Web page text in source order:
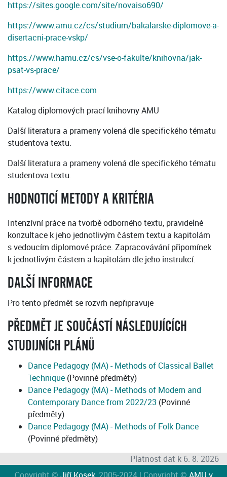
https://sites.google.com/site/novaiso690/
https://www.amu.cz/cs/studium/bakalarske-diplomove-a-
disertacni-prace-vskp/
https://www.hamu.cz/cs/vse-o-fakulte/knihovna/jak-
psat-vs-prace/
https://www.citace.com
Katalog diplomových prací knihovny AMU
Další literatura a prameny volená dle specifického tématu
studentova textu.
Další literatura a prameny volená dle specifického tématu
studentova textu.
HODNOTICÍ METODY A KRITÉRIA
Intenzívní práce na tvorbě odborného textu, pravidelné
konzultace k jeho jednotlivým částem textu a kapitolám
s vedoucím diplomové práce. Zapracovávání připomínek
k jednotlivým částem a kapitolám dle jeho instrukcí.
DALŠÍ INFORMACE
Pro tento předmět se rozvrh nepřipravuje
PŘEDMĚT JE SOUČÁSTÍ NÁSLEDUJÍCÍCH
STUDIJNÍCH PLÁNŮ
Dance Pedagogy (MA) - Methods of Classical Ballet
Technique (Povinné předměty)
Dance Pedagogy (MA) - Methods of Modern and
Contemporary Dance from 2022/23 (Povinné
předměty)
Dance Pedagogy (MA) - Methods of Folk Dance
(Povinné předměty)
Platnost dat k 6. 8. 2026